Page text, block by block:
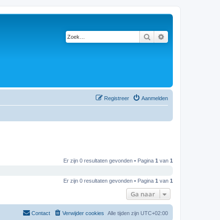
Zoek
Aanmelden
Registreer
Er zijn 0 resultaten gevonden • Pagina 1 van 1
Er zijn 0 resultaten gevonden • Pagina 1 van 1
Ga naar
Alle tijden zijn UTC+02:00
Verwijder cookies
Contact